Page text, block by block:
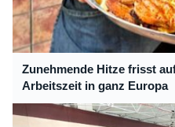
Zunehmende Hitze frisst
Arbeitszeit in ganz Europa